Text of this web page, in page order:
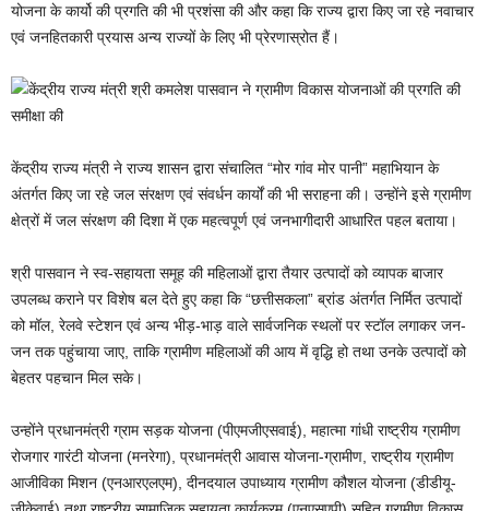
योजना के कार्यो की प्रगति की भी प्रशंसा की और कहा कि राज्य द्वारा किए जा रहे नवाचार
एवं जनहितकारी प्रयास अन्य राज्यों के लिए भी प्रेरणास्रोत हैं।
केंद्रीय राज्य मंत्री ने राज्य शासन द्वारा संचालित “मोर गांव मोर पानी” महाभियान के
अंतर्गत किए जा रहे जल संरक्षण एवं संवर्धन कार्यों की भी सराहना की। उन्होंने इसे ग्रामीण
क्षेत्रों में जल संरक्षण की दिशा में एक महत्वपूर्ण एवं जनभागीदारी आधारित पहल बताया।
श्री पासवान ने स्व-सहायता समूह की महिलाओं द्वारा तैयार उत्पादों को व्यापक बाजार
उपलब्ध कराने पर विशेष बल देते हुए कहा कि “छत्तीसकला” ब्रांड अंतर्गत निर्मित उत्पादों
को मॉल, रेलवे स्टेशन एवं अन्य भीड़-भाड़ वाले सार्वजनिक स्थलों पर स्टॉल लगाकर जन-
जन तक पहुंचाया जाए, ताकि ग्रामीण महिलाओं की आय में वृद्धि हो तथा उनके उत्पादों को
बेहतर पहचान मिल सके।
उन्होंने प्रधानमंत्री ग्राम सड़क योजना (पीएमजीएसवाई), महात्मा गांधी राष्ट्रीय ग्रामीण
रोजगार गारंटी योजना (मनरेगा), प्रधानमंत्री आवास योजना-ग्रामीण, राष्ट्रीय ग्रामीण
आजीविका मिशन (एनआरएलएम), दीनदयाल उपाध्याय ग्रामीण कौशल योजना (डीडीयू-